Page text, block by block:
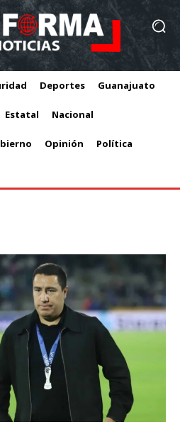
Deportes Guanajuato
Estatal Nacional
Opinión Política